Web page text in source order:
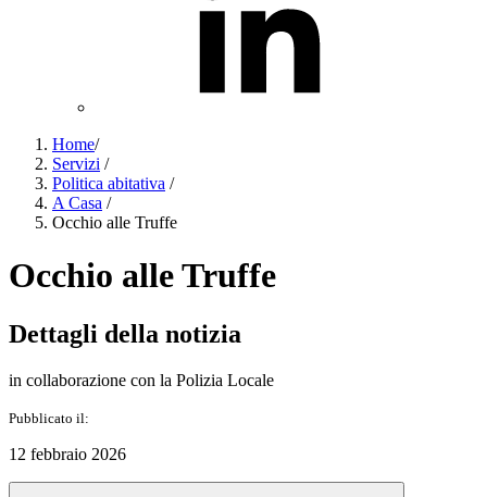
Home/
Servizi /
Politica abitativa /
A Casa /
Occhio alle Truffe
Occhio alle Truffe
Dettagli della notizia
in collaborazione con la Polizia Locale
Pubblicato il:
12 febbraio 2026